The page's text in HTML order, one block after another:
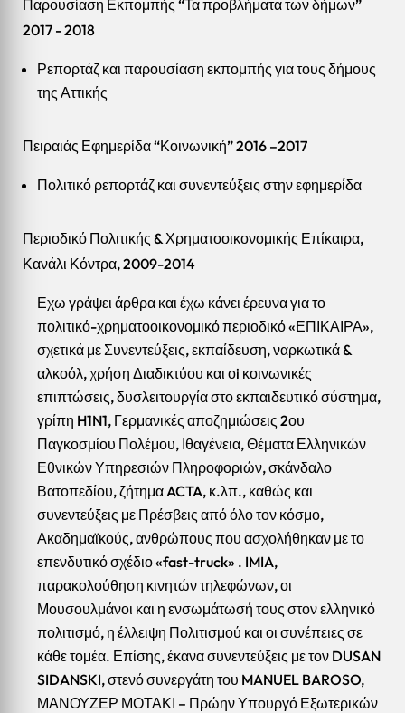
Παρουσίαση Εκπομπής “Τα προβλήματα των δήμων”
2017 - 2018
Ρεπορτάζ και παρουσίαση εκπομπής για τους δήμους
της Αττικής
Πειραιάς Εφημερίδα “Κοινωνική” 2016 –2017
Πολιτικό ρεπορτάζ και συνεντεύξεις στην εφημερίδα
Περιοδικό Πολιτικής & Χρηματοοικονομικής Επίκαιρα,
Κανάλι Κόντρα, 2009-2014
Εχω γράψει άρθρα και έχω κάνει έρευνα για το
πολιτικό-χρηματοοικονομικό περιοδικό «ΕΠΙΚΑΙΡΑ»,
σχετικά με Συνεντεύξεις, εκπαίδευση, ναρκωτικά &
αλκοόλ, χρήση Διαδικτύου και οi κοινωνικές
επιπτώσεις, δυσλειτουργία στο εκπαιδευτικό σύστημα,
γρίπη H1N1, Γερμανικές αποζημιώσεις 2ου
Παγκοσμίου Πολέμου, Ιθαγένεια, Θέματα Ελληνικών
Εθνικών Υπηρεσιών Πληροφοριών, σκάνδαλο
Βατοπεδίου, ζήτημα ACTA, κ.λπ., καθώς και
συνεντεύξεις με Πρέσβεις από όλο τον κόσμο,
Ακαδημαϊκούς, ανθρώπους που ασχολήθηκαν με το
επενδυτικό σχέδιο «fast-truck» . IMIA,
παρακολούθηση κινητών τηλεφώνων,οι
Μουσουλμάνοι και η ενσωμάτωσή τους στον ελληνικό
πολιτισμό, η έλλειψη Πολιτισμού και οι συνέπειες σε
κάθε τομέα. Επίσης, έκανα συνεντεύξεις με τον DUSAN
SIDANSKI, στενό συνεργάτη του MANUEL BAROSO,
ΜΑΝΟΥΖΕΡ ΜΟΤΑΚΙ – Πρώην Υπουργό Εξωτερικών